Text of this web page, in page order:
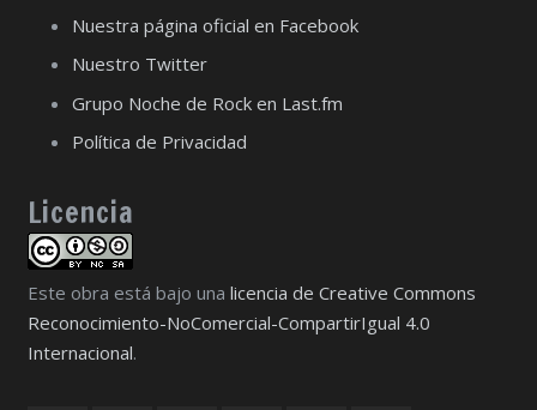
Nuestra página oficial en Facebook
Nuestro Twitter
Grupo Noche de Rock en Last.fm
Política de Privacidad
Licencia
Este obra está bajo una licencia de Creative Commons
Reconocimiento-NoComercial-CompartirIgual 4.0
Internacional.